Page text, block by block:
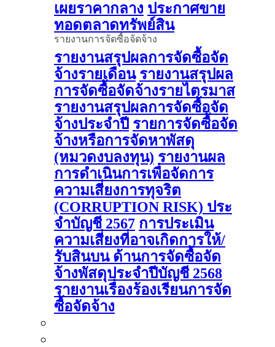
เผยราคากลาง ประกาศขาย
ทอดตลาดทรัพย์สิน
รายงานการจัดซื้อจัดจ้าง
รายงานสรุปผลการจัดซื้อจัด
จ้างรายเดือน รายงานสรุปผล
การจัดซื้อจัดจ้างรายไตรมาส
รายงานสรุปผลการจัดซื้อจัด
จ้างประจำปี รายการจัดซื้อจัด
จ้างหรือการจัดหาพัสดุ
(หมวดงบลงทุน) รายงานผล
การดําเนินการเพื่อจัดการ
ความเสี่ยงการทุจริต
(CORRUPTION RISK) ประ
จําบัญชี 2567 การประเมิน
ความเสี่ยงที่อาจเกิดการให้/
รับสินบน ด้านการจัดซื้อจัด
จ้างพัสดุประจําปีบัญชี 2568
รายงานเรื่องร้องเรียนการจัด
ซื้อจัดจ้าง